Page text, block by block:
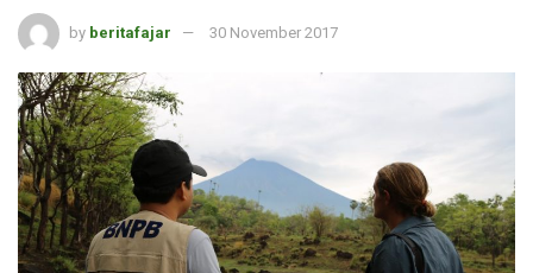
by beritafajar 30 November 2017